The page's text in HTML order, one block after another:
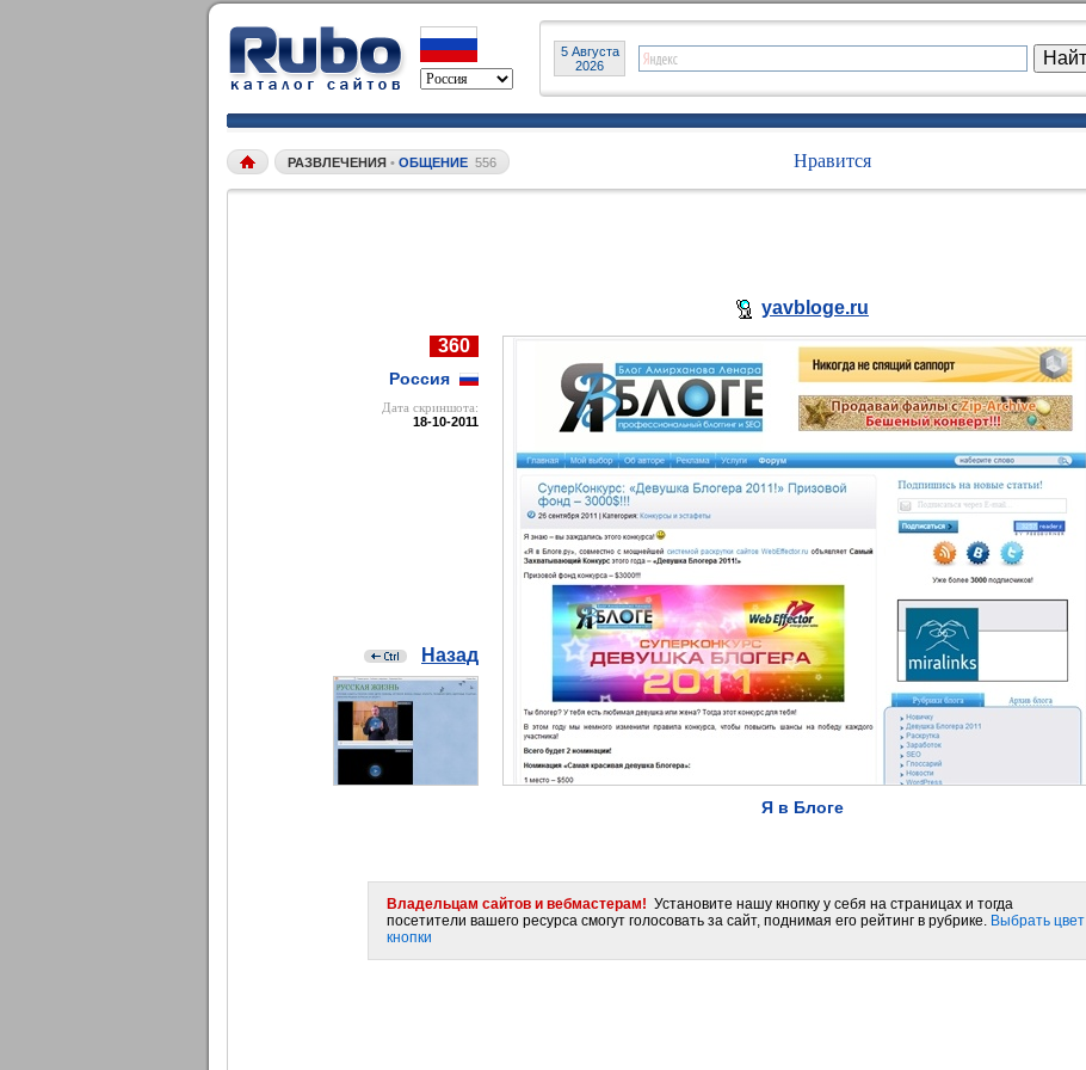
5 Августа
2026
РАЗВЛЕЧЕНИЯ • ОБЩЕНИЕ 556 Нравится
360
Россия
Дата cкриншота:
18-10-2011
Назад
yavbloge.ru
Я в Блоге
Владельцам сайтов и вебмастерам! Установите нашу кнопку у себя на страницах и тогда
посетители вашего ресурса смогут голосовать за сайт, поднимая его рейтинг в рубрике. Выбрать цвет
кнопки